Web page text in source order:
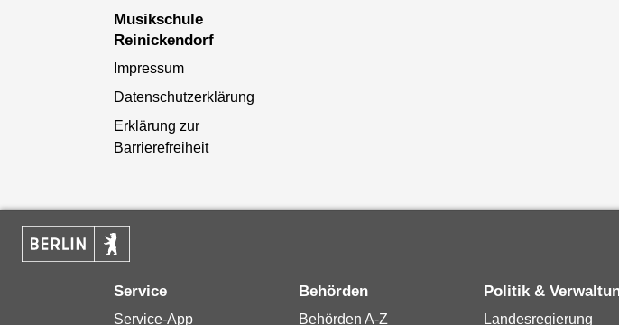
Musikschule
Reinickendorf
Impressum
Datenschutzerklärung
Erklärung zur
Barrierefreiheit
Service
Service-App
Behörden
Behörden A-Z
Politik &
Landesregierung